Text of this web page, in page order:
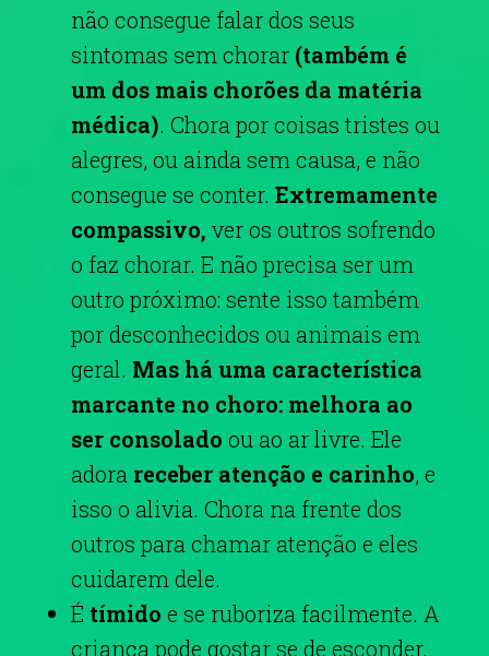
não consegue falar dos seus
sintomas sem chorar (também é
um dos mais chorões da matéria
médica). Chora por coisas tristes ou
alegres, ou ainda sem causa, e não
consegue se conter. Extremamente
compassivo, ver os outros sofrendo
o faz chorar. E não precisa ser um
outro próximo: sente isso também
por desconhecidos ou animais em
geral. Mas há uma característica
marcante no choro: melhora ao
ser consolado ou ao ar livre. Ele
adora receber atenção e carinho, e
isso o alivia. Chora na frente dos
outros para chamar atenção e eles
cuidarem dele.
É tímido e se ruboriza facilmente. A
criança pode gostar se de esconder,